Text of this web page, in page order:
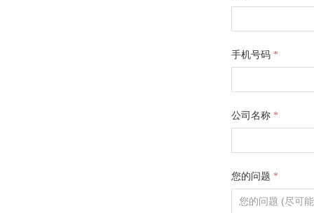
手机号码 *
公司名称 *
您的问题 *